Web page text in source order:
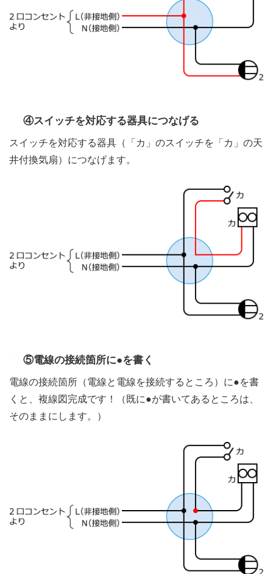
④スイッチを対応する器具につなげる
スイッチを対応する器具（「カ」のスイッチを「カ」の天
井付換気扇）につなげます。
⑤電線の接続箇所に●を書く
電線の接続箇所（電線と電線を接続するところ）に●を書
くと、複線図完成です！（既に●が書いてあるところは、
そのままにします。）